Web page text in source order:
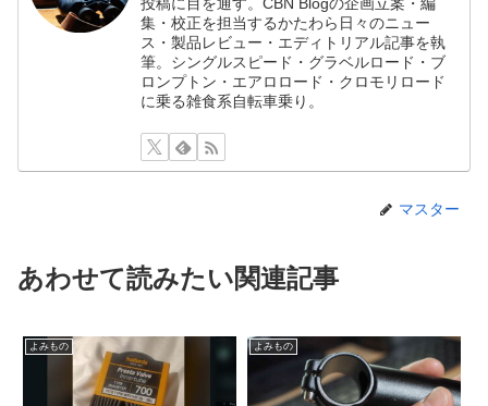
集・校正を担当するかたわら日々のニュー
ス・製品レビュー・エディトリアル記事を執
筆。シングルスピード・グラベルロード・ブ
ロンプトン・エアロロード・クロモリロード
に乗る雑食系自転車乗り。
マスター
あわせて読みたい関連記事
よみもの よみもの